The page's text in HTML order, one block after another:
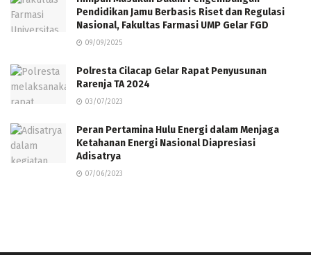
Pendidikan Jamu Berbasis Riset dan Regulasi
Nasional, Fakultas Farmasi UMP Gelar FGD
09/09/2025
Polresta Cilacap Gelar Rapat Penyusunan
Rarenja TA 2024
03/07/2023
Peran Pertamina Hulu Energi dalam Menjaga
Ketahanan Energi Nasional Diapresiasi
Adisatrya
07/06/2023